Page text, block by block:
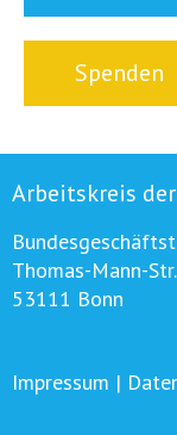
Spenden
Arbeitskreis
Thomas-Mann-
53111 Bonn
Impressum |